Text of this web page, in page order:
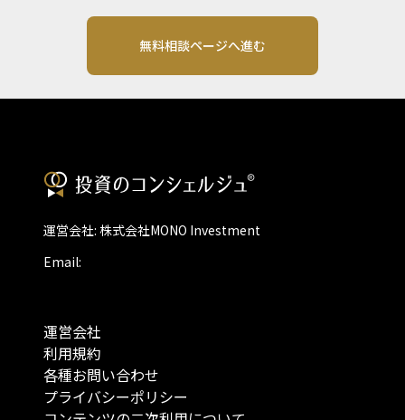
無料相談ページへ進む
運営会社: 株式会社MONO Investment
Email:
運営会社
利用規約
各種お問い合わせ
プライバシーポリシー